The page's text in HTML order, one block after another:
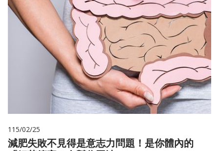
115/02/25
減肥失敗不見得是意志力問題！是你體內的